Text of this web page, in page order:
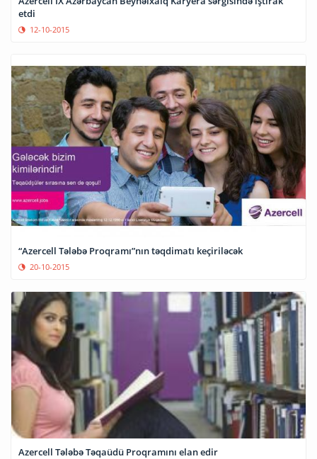
etdi
12-10-2015
“Azercell Tələbə Proqramı”nın təqdimatı keçiriləcək
20-10-2015
Azercell Tələbə Təqaüdü Proqramını elan edir